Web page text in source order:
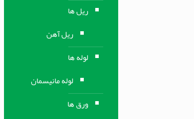
ریل ها
ریل آهن
لوله ها
لوله مانیسمان
ورق ها